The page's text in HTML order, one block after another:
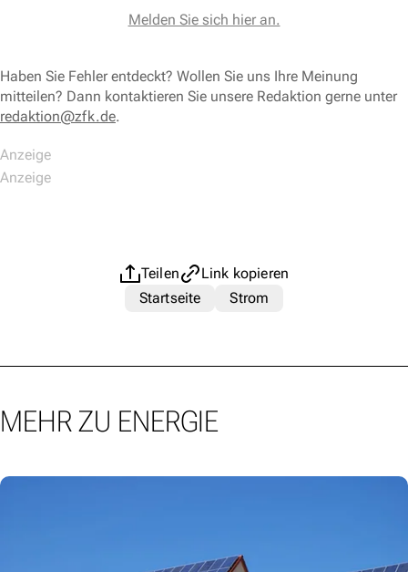
Melden Sie sich hier an.
Haben Sie Fehler entdeckt? Wollen Sie uns Ihre Meinung
mitteilen? Dann kontaktieren Sie unsere Redaktion gerne unter
redaktion@zfk.de.
Teilen
Link kopieren
Startseite
Strom
MEHR ZU ENERGIE